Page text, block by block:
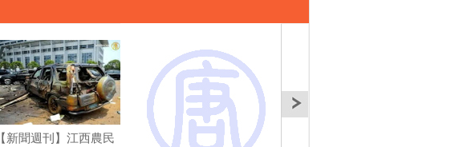
【新聞週刊】江西農民
【新聞週刊】私了六四-